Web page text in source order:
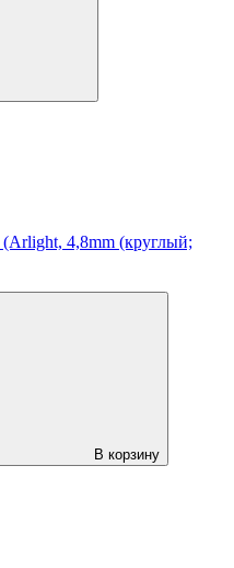
4,8mm (круглый;
В корзину